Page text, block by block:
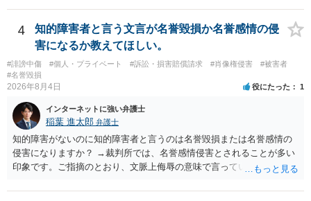
身が著作権者です。 他方、ブランド名、文字主体のロゴ、商品情報、
短いキャッチコピー、販売コンセプトなどは、通常、著作物には当た
りません。ただし、ロゴに独自の図形やイラスト等が含まれる場合に
は、その表現部分が著作物となる可能性があります。 また、人物写真
の著作権は撮影者に、肖像に関する権利は被写体本人に帰属します
（著作権法2条・17条）。 ウェブサイト全体に当然に著作権が生じる
等は別として、一般的なレイアウトや配色、依頼者から提供された素
材を希望に沿って配置した部分には、通常、著作物性は認められにく
いと考えられます。仮に具体的な画面構成の一部に創作性が認められ
ても、その権利は当該部分に限られ、ご相談者の写真や文章等を制作
実績として掲載する権限まで当然に生じるものではありません。 もっ
の同意があれば別です。また、単に制作を担当した事実を記載した
4
知的障害者と言う文言が名誉毀損か名誉感情の侵
害になるか教えてほしい。
#誹謗中傷 #個人・プライベート #訴訟・損害賠償請求 #肖像権侵害
#被害者
#名誉毀損
2026年8月4日 役にたった 1
インターネットに強い弁護士
稲葉 進太郎 弁護士
知的障害がないのに知的障害者と言うのは名誉毀損または名誉感情の
侵害になりますか？ →裁判所では、名誉感情侵害とされることが多い
印象です。ご指摘のとおり、文脈上侮辱の意味で言っている点も加味